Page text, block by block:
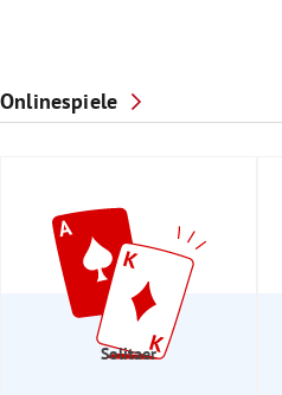
Onlinespiele
Solitaer